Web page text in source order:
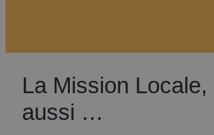
La Mission Locale,
aussi …